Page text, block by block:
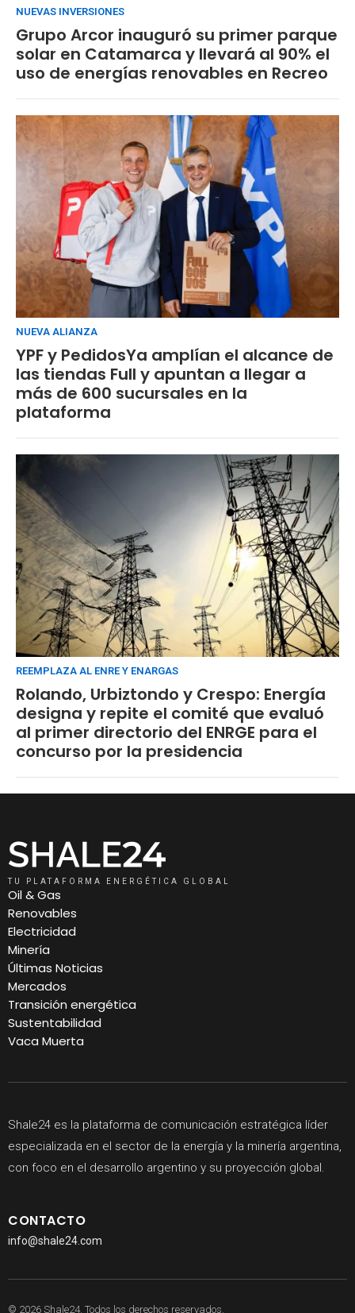
NUEVAS INVERSIONES
Grupo Arcor inauguró su primer parque
solar en Catamarca y llevará al 90% el
uso de energías renovables en Recreo
NUEVA ALIANZA
YPF y PedidosYa amplían el alcance de
las tiendas Full y apuntan a llegar a
más de 600 sucursales en la
plataforma
REEMPLAZA AL ENRE Y ENARGAS
Rolando, Urbiztondo y Crespo: Energía
designa y repite el comité que evaluó
al primer directorio del ENRGE para el
concurso por la presidencia
TU PLATAFORMA ENERGÉTICA GLOBAL
Oil & Gas
Renovables
Electricidad
Minería
Últimas Noticias
Mercados
Transición energética
Sustentabilidad
Vaca Muerta
Shale24 es la plataforma de comunicación estratégica líder
especializada en el sector de la energía y la minería argentina,
con foco en el desarrollo argentino y su proyección global.
CONTACTO
info@shale24.com
© 2026 Shale24. Todos los derechos reservados.